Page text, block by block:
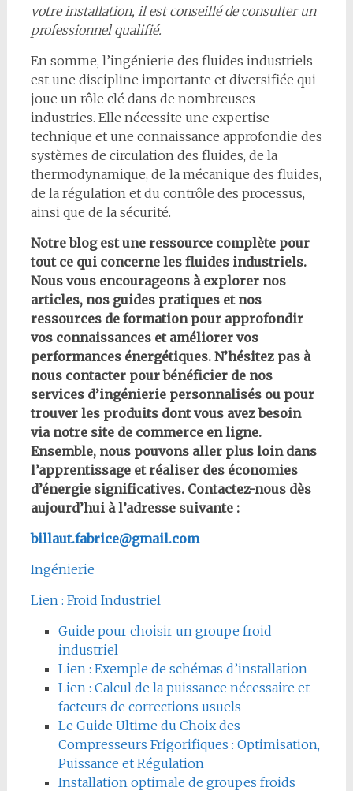
votre installation, il est conseillé de consulter un
professionnel qualifié.
En somme, l’ingénierie des fluides industriels
est une discipline importante et diversifiée qui
joue un rôle clé dans de nombreuses
industries. Elle nécessite une expertise
technique et une connaissance approfondie des
systèmes de circulation des fluides, de la
thermodynamique, de la mécanique des fluides,
de la régulation et du contrôle des processus,
ainsi que de la sécurité.
Notre blog est une ressource complète pour
tout ce qui concerne les fluides industriels.
Nous vous encourageons à explorer nos
articles, nos guides pratiques et nos
ressources de formation pour approfondir
vos connaissances et améliorer vos
performances énergétiques. N’hésitez pas à
nous contacter pour bénéficier de nos
services d’ingénierie personnalisés ou pour
trouver les produits dont vous avez besoin
via notre site de commerce en ligne.
Ensemble, nous pouvons aller plus loin dans
l’apprentissage et réaliser des économies
d’énergie significatives. Contactez-nous dès
aujourd’hui à l’adresse suivante :
billaut.fabrice@gmail.com
Ingénierie
Lien : Froid Industriel
Guide pour choisir un groupe froid
industriel
Lien : Exemple de schémas d’installation
Lien : Calcul de la puissance nécessaire et
facteurs de corrections usuels
Le Guide Ultime du Choix des
Compresseurs Frigorifiques : Optimisation,
Puissance et Régulation
Installation optimale de groupes froids